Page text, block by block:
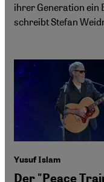
ihrer Generation ein
schreibt Stefan
Yusuf Islam
Der "Peace